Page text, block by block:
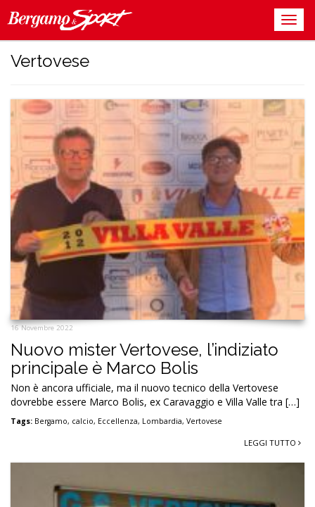
Vertovese
16 Novembre 2022
Nuovo mister Vertovese, l’indiziato
principale è Marco Bolis
Non è ancora ufficiale, ma il nuovo tecnico della Vertovese
dovrebbe essere Marco Bolis, ex Caravaggio e Villa Valle tra […]
Tags: Bergamo, calcio, Eccellenza, Lombardia, Vertovese
LEGGI TUTTO